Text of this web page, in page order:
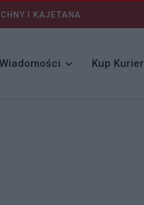
I KAJETANA
Wiadomości Kup Kurier